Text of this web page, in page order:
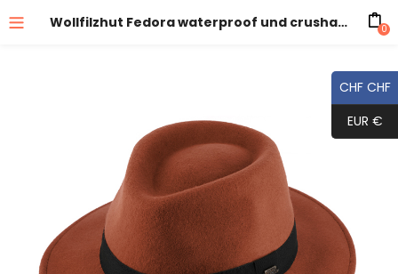
Wollfilzhut Fedora waterproof und crushable 0
CHF CHF
EUR €